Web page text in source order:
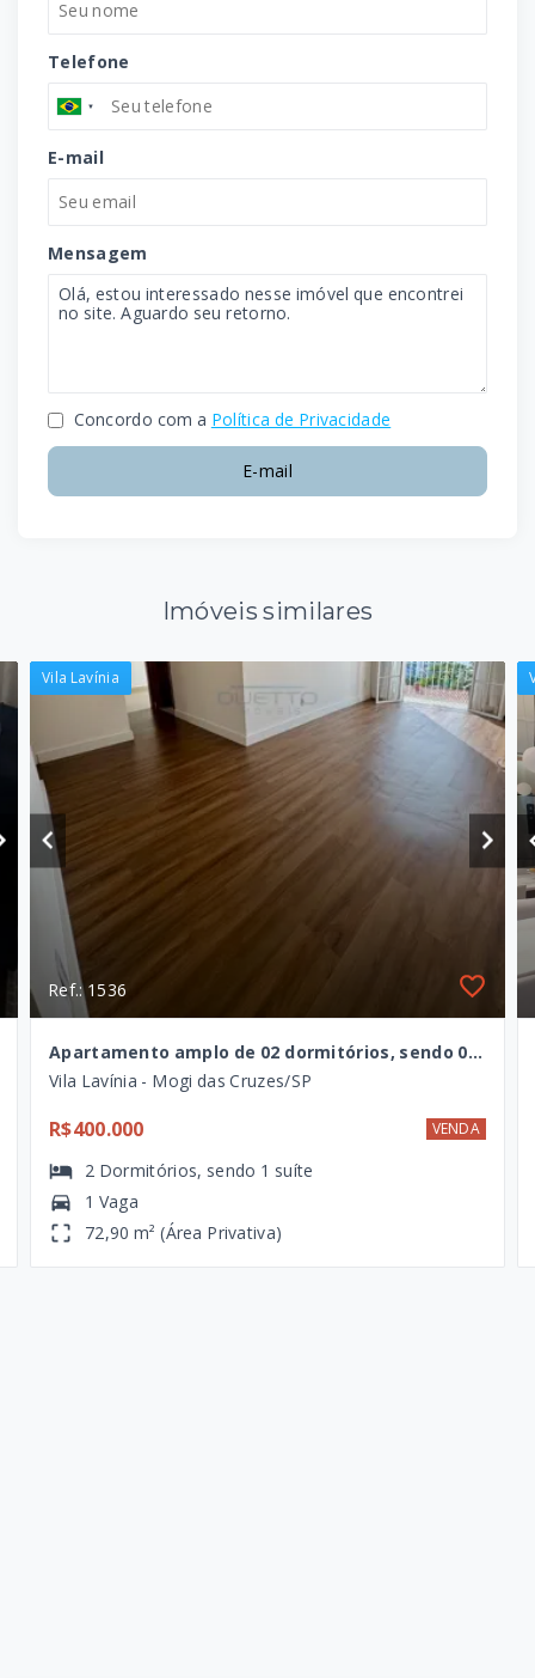
Telefone
E-mail
Mensagem
Concordo com a Política de Privacidade
E-mail
Imóveis similares
Vila Lavínia
Ref.: 1536
Apartamento amplo de 02 dormitórios, sendo 01 suíte, à venda na Vila Lavínia, Mogi das Cruzes - SP
Vila Lavínia - Mogi das Cruzes/SP
R$400.000 VENDA
2 Dormitórios, sendo 1 suíte
1 Vaga
72,90 m² (Área Privativa)